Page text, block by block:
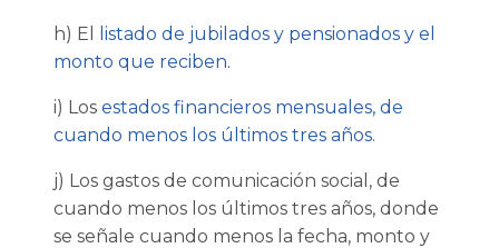
h) El
listado de jubilados y pensionados y el
monto que reciben.
i) Los estados financieros mensuales, de
cuando menos los últimos tres años.
j) Los gastos de comunicación social, de
cuando menos los últimos tres años, donde
se señale cuando menos la fecha, monto y